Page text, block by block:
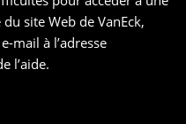
site Web de VanEck,
mail à l’adresse
l’aide.